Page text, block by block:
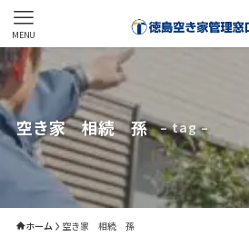
MENU
空き家 相続 孫 – tag –
ホーム 空き家 相続 孫